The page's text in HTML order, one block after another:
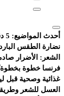
أحدث المواضيع: 5 دقائق تكفي.. إتقان المكياج الصباحي لإطلالة مشرقة
نضارة الطقس
الشعر: الأضرار
فرنسا خطوة بخطوة
غذائية وصحية قبل
العسل للشعر